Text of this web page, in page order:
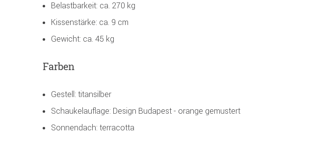
Belastbarkeit: ca. 270 kg
Kissenstärke: ca. 9 cm
Gewicht: ca. 45 kg
Farben
Gestell: titansilber
Schaukelauflage: Design Budapest - orange gemustert
Sonnendach: terracotta